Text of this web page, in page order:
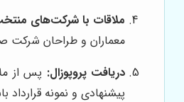
ملاقات با شرکت‌های
معماران و طراحان شرکت
دریافت پروپوزال: پس از
پیشنهادی و نمونه قرارداد